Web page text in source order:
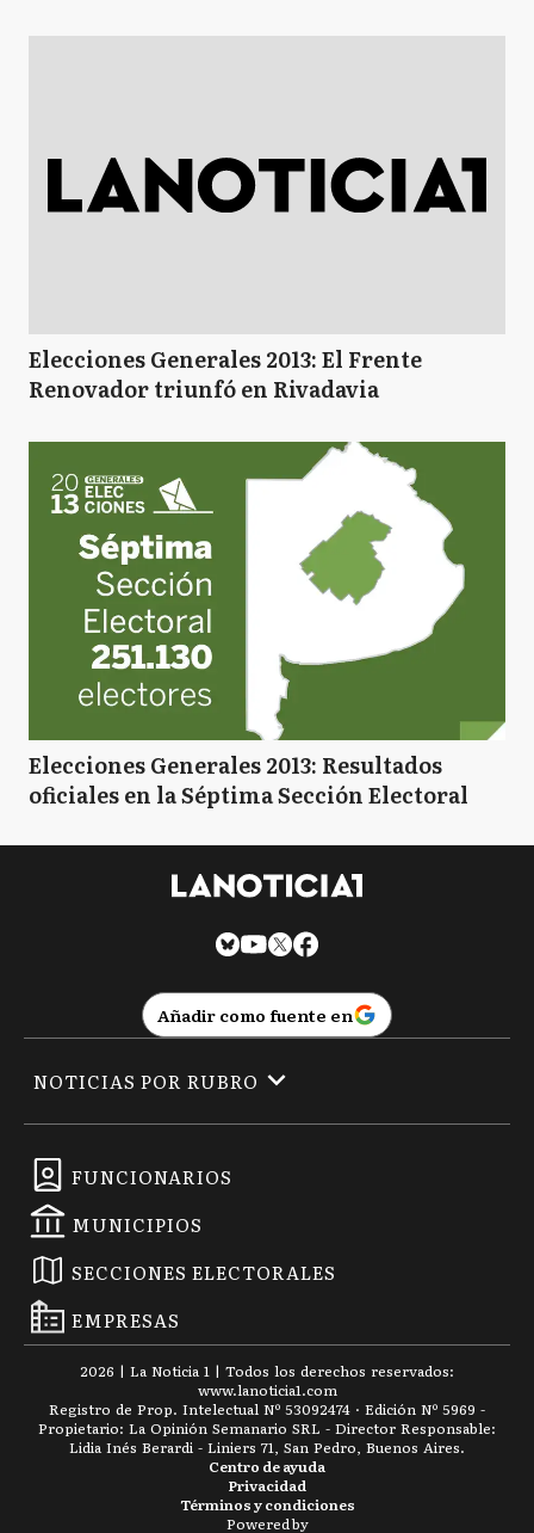
Elecciones Generales 2013: El Frente
Renovador triunfó en Rivadavia
Elecciones Generales 2013: Resultados
oficiales en la Séptima Sección Electoral
Añadir como fuente en
FUNCIONARIOS
MUNICIPIOS
SECCIONES ELECTORALES
EMPRESAS
NOTICIAS POR RUBRO
2026 | La Noticia 1 | Todos los derechos reservados:
www.lanoticia1.com
Registro de Prop. Intelectual Nº 53092474 · Edición Nº 5969 -
Propietario: La Opinión Semanario SRL - Director Responsable:
Lidia Inés Berardi - Liniers 71, San Pedro, Buenos Aires.
Términos y condiciones
Privacidad
Centro de ayuda
Powered by